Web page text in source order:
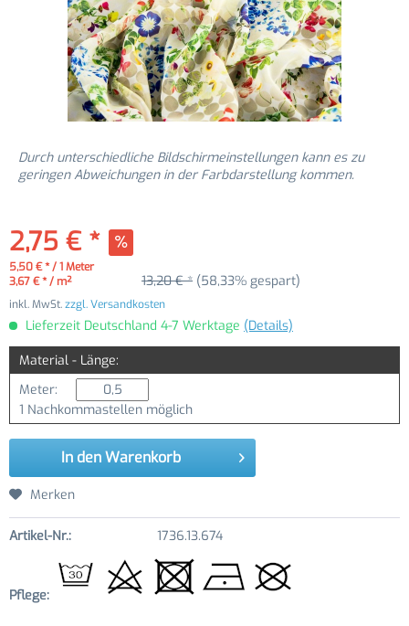
Durch unterschiedliche Bildschirmeinstellungen kann es zu
geringen Abweichungen in der Farbdarstellung kommen.
2,75 € *
5,50 € * / 1 Meter
3,67 € * / m²
13,20 € * (58,33% gespart)
inkl. MwSt.zzgl. Versandkosten
Lieferzeit Deutschland 4-7 Werktage (Details)
Material - Länge:
Meter:
1 Nachkommastellen möglich
In den Warenkorb
Merken
Artikel-Nr.: 1736.13.674
Pflege: